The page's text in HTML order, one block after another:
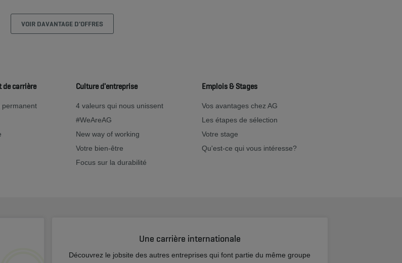
VOIR DAVANTAGE D'OFFRES
de carrière
permanent
Culture d'entreprise
4 valeurs qui nous unissent
#WeAreAG
New way of working
Votre bien-être
Focus sur la durabilité
Emplois & Stages
Vos avantages chez AG
Les étapes de sélection
Votre stage
Qu'est-ce qui vous intéresse?
Une carrière internationale
Découvrez le jobsite des autres entreprises qui font partie du même groupe